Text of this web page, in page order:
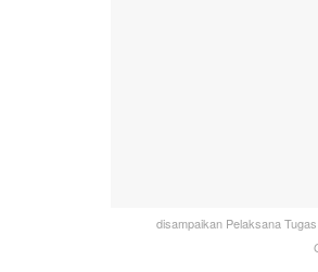
disampaikan Pelaksana